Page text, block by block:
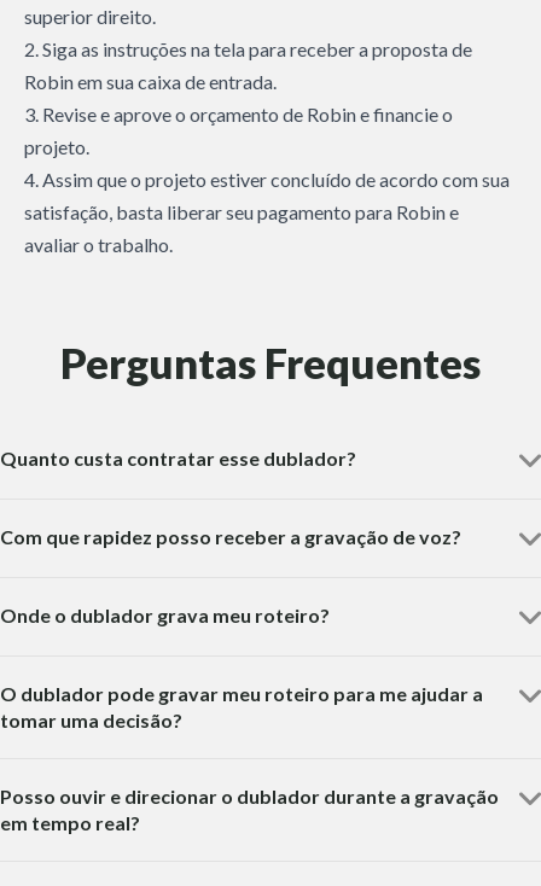
superior direito.
2. Siga as instruções na tela para receber a proposta de
Robin em sua caixa de entrada.
3. Revise e aprove o orçamento de Robin e financie o
projeto.
4. Assim que o projeto estiver concluído de acordo com sua
satisfação, basta liberar seu pagamento para Robin e
avaliar o trabalho.
Perguntas Frequentes
Quanto custa contratar esse dublador?
Com que rapidez posso receber a gravação de voz?
Onde o dublador grava meu roteiro?
O dublador pode gravar meu roteiro para me ajudar a
tomar uma decisão?
Posso ouvir e direcionar o dublador durante a gravação
em tempo real?